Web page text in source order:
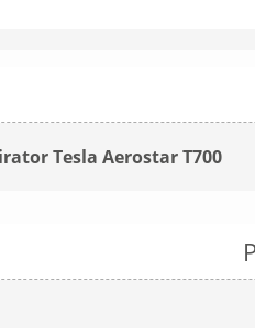
Tesla Aerostar T700